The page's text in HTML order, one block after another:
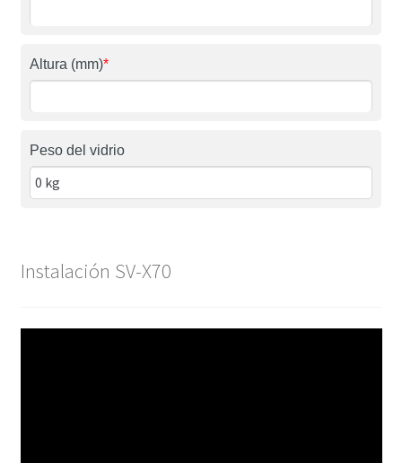
Altura (mm)*
Peso del vidrio
Instalación SV-X70